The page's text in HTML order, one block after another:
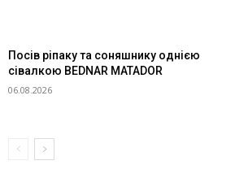
Посів ріпаку та соняшнику однією
сівалкою BEDNAR MATADOR
06.08.2026